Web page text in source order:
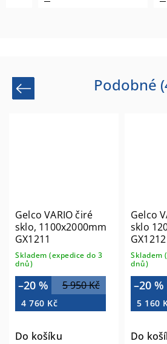
Podobné
Previous
do 3
Gelco VARIO čiré
sklo 1200x2000mm
GX1212
Skladem (expedice do 3
6 450 Kč
–20 %
5 160 Kč
Do košíku